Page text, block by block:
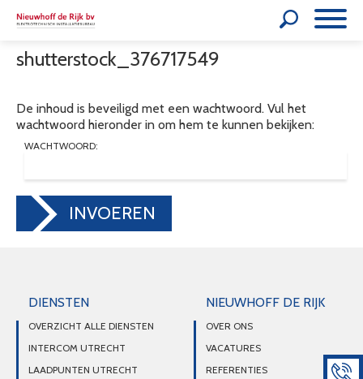
shutterstock_376717549
De inhoud is beveiligd met een wachtwoord. Vul het
wachtwoord hieronder in om hem te kunnen bekijken:
WACHTWOORD:
INVOEREN
DIENSTEN
OVERZICHT ALLE DIENSTEN
INTERCOM UTRECHT
LAADPUNTEN UTRECHT
NIEUWHOFF DE RIJK
OVER ONS
VACATURES
REFERENTIES